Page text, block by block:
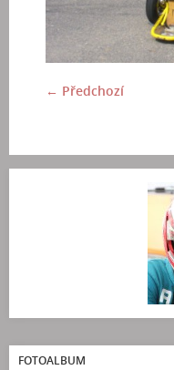
← Předchozí
FOTOALBUM